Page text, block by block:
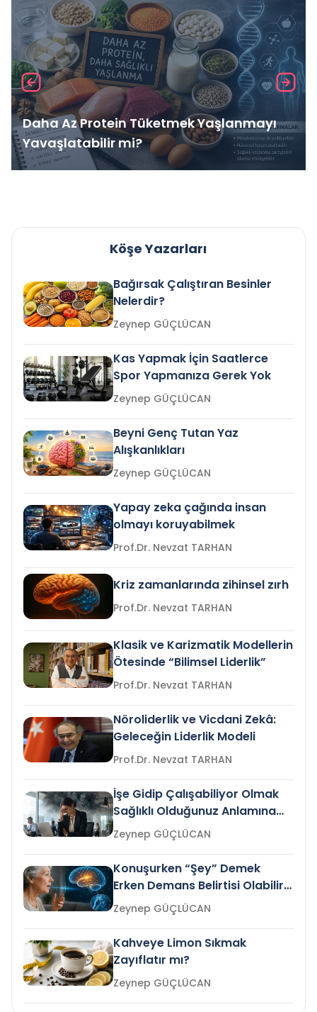
Daha Az Protein Tüketmek Yaşlanmayı
Yavaşlatabilir mi?
Köşe Yazarları
Bağırsak Çalıştıran Besinler
Nelerdir?
Zeynep GÜÇLÜCAN
Kas Yapmak İçin Saatlerce
Spor Yapmanıza Gerek Yok
Zeynep GÜÇLÜCAN
Beyni Genç Tutan Yaz
Alışkanlıkları
Zeynep GÜÇLÜCAN
Yapay zeka çağında insan
olmayı koruyabilmek
Prof.Dr. Nevzat TARHAN
Kriz zamanlarında zihinsel zırh
Prof.Dr. Nevzat TARHAN
Klasik ve Karizmatik Modellerin
Ötesinde “Bilimsel Liderlik”
Prof.Dr. Nevzat TARHAN
Nöroliderlik ve Vicdani Zekâ:
Geleceğin Liderlik Modeli
Prof.Dr. Nevzat TARHAN
İşe Gidip Çalışabiliyor Olmak
Sağlıklı Olduğunuz Anlamına
Gelir mi?Zeynep GÜÇLÜCAN
Konuşurken “Şey” Demek
Erken Demans Belirtisi Olabilir
mi?
Zeynep GÜÇLÜCAN
Kahveye Limon Sıkmak
Zayıflatır mı?
Zeynep GÜÇLÜCAN